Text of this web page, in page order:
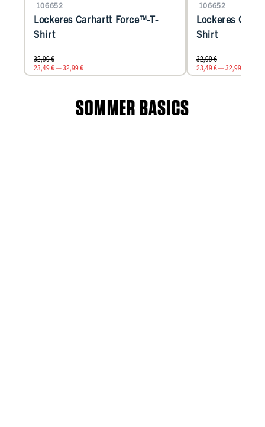
106652
Lockeres Carhartt Force™-T-
Shirt
32,99 €
23,49 € — 32,99 €
106652
Lockeres
Shirt
32,99 €
23,49 € — 32,99 €
SOMMER BASICS